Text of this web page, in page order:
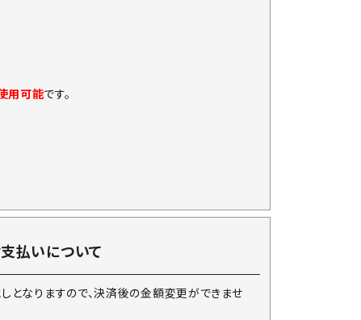
用可能です。
払いについて
となりますので、決済後の金額変更ができませ